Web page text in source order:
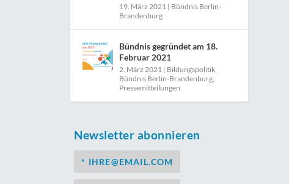
19. März 2021 | Bündnis Berlin-
Brandenburg
Bündnis gegründet am 18.
Februar 2021
2. März 2021 | Bildungspolitik
Bündnis Berlin-Brandenburg
Pressemitteilungen
Newsletter abonnieren